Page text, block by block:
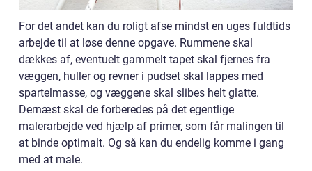
For det andet kan du roligt afse mindst en uges fuldtids
arbejde til at løse denne opgave. Rummene skal
dækkes af, eventuelt gammelt tapet skal fjernes fra
væggen, huller og revner i pudset skal lappes med
spartelmasse, og væggene skal slibes helt glatte.
Dernæst skal de forberedes på det egentlige
malerarbejde ved hjælp af primer, som får malingen til
at binde optimalt. Og så kan du endelig komme i gang
med at male.